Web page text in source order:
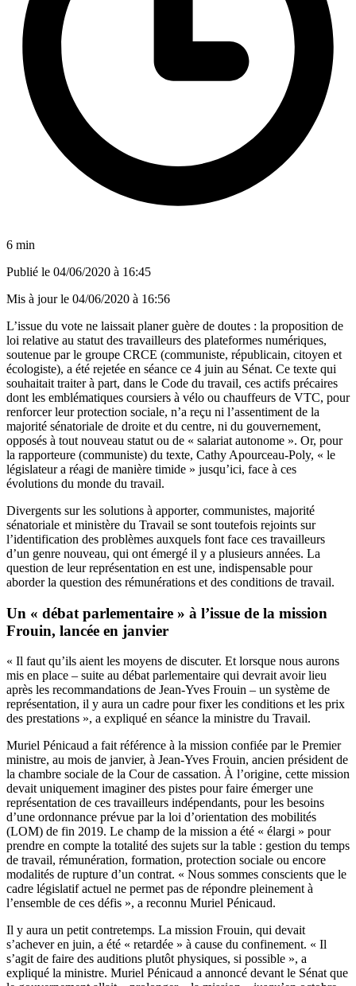
6 min
Publié le 04/06/2020 à 16:45
Mis à jour le 04/06/2020 à 16:56
L’issue du vote ne laissait planer guère de doutes : la proposition de
loi relative au statut des travailleurs des plateformes numériques,
soutenue par le groupe CRCE (communiste, républicain, citoyen et
écologiste), a été rejetée en séance ce 4 juin au Sénat. Ce texte qui
souhaitait traiter à part, dans le Code du travail, ces actifs précaires
dont les emblématiques coursiers à vélo ou chauffeurs de VTC, pour
renforcer leur protection sociale, n’a reçu ni l’assentiment de la
majorité sénatoriale de droite et du centre, ni du gouvernement,
opposés à tout nouveau statut ou de « salariat autonome ». Or, pour
la rapporteure (communiste) du texte, Cathy Apourceau-Poly, « le
législateur a réagi de manière timide » jusqu’ici, face à ces
évolutions du monde du travail.
Divergents sur les solutions à apporter, communistes, majorité
sénatoriale et ministère du Travail se sont toutefois rejoints sur
l’identification des problèmes auxquels font face ces travailleurs
d’un genre nouveau, qui ont émergé il y a plusieurs années. La
question de leur représentation en est une, indispensable pour
aborder la question des rémunérations et des conditions de travail.
Un « débat parlementaire » à l’issue de la mission
Frouin, lancée en janvier
« Il faut qu’ils aient les moyens de discuter. Et lorsque nous aurons
mis en place – suite au débat parlementaire qui devrait avoir lieu
après les recommandations de Jean-Yves Frouin – un système de
représentation, il y aura un cadre pour fixer les conditions et les prix
des prestations », a expliqué en séance la ministre du Travail.
Muriel Pénicaud a fait référence à la mission confiée par le Premier
ministre, au mois de janvier, à Jean-Yves Frouin, ancien président de
la chambre sociale de la Cour de cassation. À l’origine, cette mission
devait uniquement imaginer des pistes pour faire émerger une
représentation de ces travailleurs indépendants, pour les besoins
d’une ordonnance prévue par la loi d’orientation des mobilités
(LOM) de fin 2019. Le champ de la mission a été « élargi » pour
prendre en compte la totalité des sujets sur la table : gestion du temps
de travail, rémunération, formation, protection sociale ou encore
modalités de rupture d’un contrat. « Nous sommes conscients que le
cadre législatif actuel ne permet pas de répondre pleinement à
l’ensemble de ces défis », a reconnu Muriel Pénicaud.
Il y aura un petit contretemps. La mission Frouin, qui devait
s’achever en juin, a été « retardée » à cause du confinement. « Il
s’agit de faire des auditions plutôt physiques, si possible », a
expliqué la ministre. Muriel Pénicaud a annoncé devant le Sénat que